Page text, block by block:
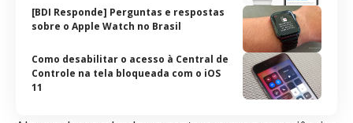
[BDI Responde] Perguntas e respostas
sobre o Apple Watch no Brasil
Como desabilitar o acesso à Central de
Controle na tela bloqueada com o iOS
11